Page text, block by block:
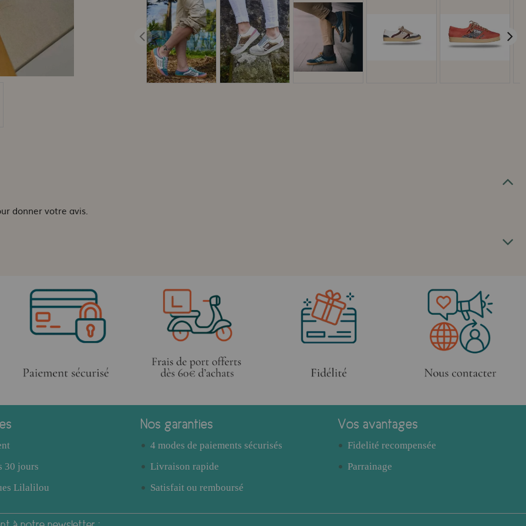
donner votre avis.
30 jours
Lilalilou
Nos garanties
4 modes de paiements sécurisés
Livraison rapide
Satisfait ou remboursé
Vos avantages
Fidelité recompensée
Parrainage